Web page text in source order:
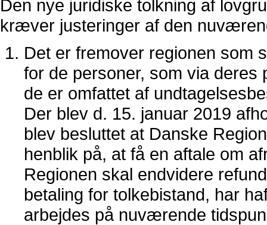
Den nye juridiske tolkning af
kræver justeringer af den
Det er fremover regionen
for de personer, som via
de er omfattet af
Der blev d. 15. januar 2019
blev besluttet at Danske
henblik på, at få en aftale om
Regionen skal endvidere
betaling for tolkebistand, har
arbejdes på nuværende